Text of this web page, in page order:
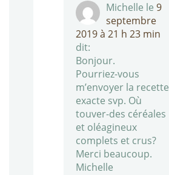
Michelle le 9
septembre
2019 à 21 h 23 min
dit:
Bonjour.
Pourriez-vous
m’envoyer la recette
exacte svp. Où
touver-des céréales
et oléagineux
complets et crus?
Merci beaucoup.
Michelle